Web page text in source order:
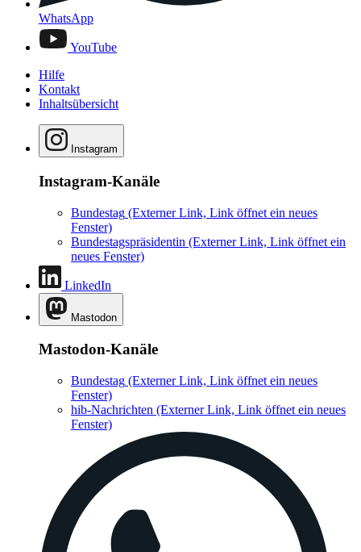
WhatsApp
YouTube
Hilfe
Kontakt
Inhaltsübersicht
Instagram
Instagram-Kanäle
Bundestag (Externer Link, Link öffnet ein neues
Fenster)
Bundestagspräsidentin (Externer Link, Link öffnet ein
neues Fenster)
LinkedIn
Mastodon
Mastodon-Kanäle
Bundestag (Externer Link, Link öffnet ein neues
Fenster)
hib-Nachrichten (Externer Link, Link öffnet ein neues
Fenster)